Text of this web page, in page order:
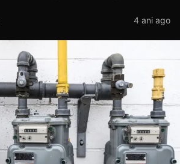
4 ani ago